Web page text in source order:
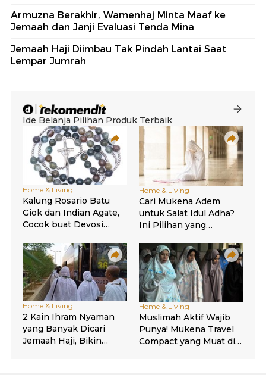
Armuzna Berakhir, Wamenhaj Minta Maaf ke
Jemaah dan Janji Evaluasi Tenda Mina
Jemaah Haji Diimbau Tak Pindah Lantai Saat
Lempar Jumrah